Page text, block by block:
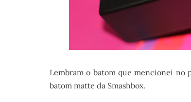
Lembram o batom que mencionei no
batom matte da Smashbox.